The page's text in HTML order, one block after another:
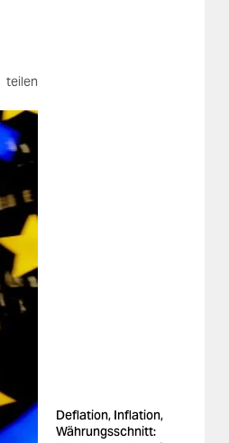
teilen
Deflation, Inflation,
Währungsschnitt: